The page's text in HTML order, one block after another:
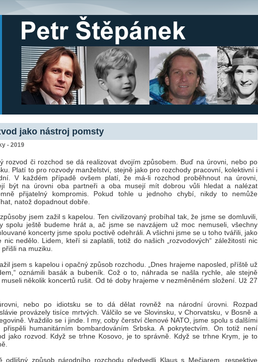
jako nástroj pomsty
- 2019
rozvod či rozchod se dá realizovat dvojím způsobem. Buď na úrovni, nebo po
Platí to pro rozvody manželství, stejně jako pro rozchody pracovní, kolektivní i
V každém případě ovšem platí, že má-li rozchod proběhnout na úrovni,
být na úrovni oba partneři a oba musejí mít dobrou vůli hledat a nalézat
přijatelný kompromis. Pokud tohle u jednoho chybí, nikdy to nemůže
natož dopadnout dobře.
jsem zažil s kapelou. Ten civilizovaný probíhal tak, že jsme se domluvili,
spolu ještě budeme hrát a, ač jsme se navzájem už moc nemuseli, všechny
koncerty jsme spolu poctivě odehráli. A všichni jsme se u toho tvářili, jako
nic nedělo. Lidem, kteří si zaplatili, totiž do našich „rozvodových“ záležitostí nic
na muziku.
jsem s kapelou i opačný způsob rozchodu. „Dnes hrajeme naposled, příště už
oznámili basák a bubeník. Což o to, náhrada se našla rychle, ale stejně
museli několik koncertů rušit. Od té doby hrajeme v nezměněném složení. Už 27
nebo po idiotsku se to dá dělat rovněž na národní úrovni. Rozpad
provázely tisíce mrtvých. Válčilo se ve Slovinsku, v Chorvatsku, v Bosně a
Vraždilo se i jinde. I my, coby čerství členové NATO, jsme spolu s dalšími
přispěli humanitárním bombardováním Srbska. A pokrytectvím. On totiž není
jako rozvod. Když se trhne Kosovo, je to správně. Když se trhne Krym, je to
odlišný způsob národního rozchodu předvedli Klaus s Mečiarem, respektive